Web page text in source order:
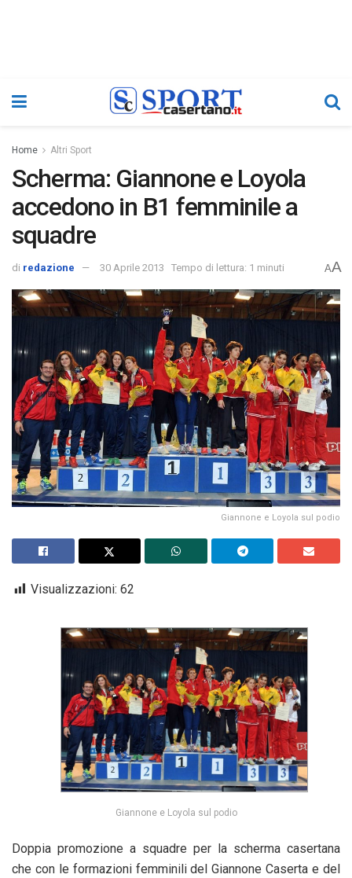
Home Altri Sport
Scherma: Giannone e Loyola
accedono in B1 femminile a
squadre
di redazione 30 Aprile 2013 Tempo di lettura: 1 minuti AA
Giannone e Loyola sul podio
Visualizzazioni: 62
Giannone e Loyola sul podio
Doppia promozione a squadre per la scherma casertana
che con le formazioni femminili del Giannone Caserta e del